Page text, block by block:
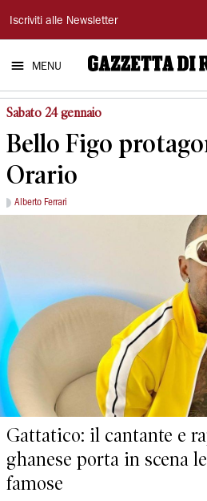
Gazzetta
di
Reggio
Iscriviti alle Newsletter
MENU
Sabato 24 gennaio
Bello Figo
Orario
Alberto Ferrari
Gattatico: il cantante e
ghanese porta in scena
famose